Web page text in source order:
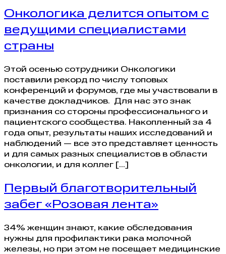
Онкологика делится опытом с
ведущими специалистами
страны
Этой осенью сотрудники Онкологики
поставили рекорд по числу топовых
конференций и форумов, где мы участвовали в
качестве докладчиков. Для нас это знак
признания со стороны профессионального и
пациентского сообщества. Накопленный за 4
года опыт, результаты наших исследований и
наблюдений — все это представляет ценность
и для самых разных специалистов в области
онкологии, и для коллег […]
Первый благотворительный
забег «Розовая лента»
34% женщин знают, какие обследования
нужны для профилактики рака молочной
железы, но при этом не посещает медицинские